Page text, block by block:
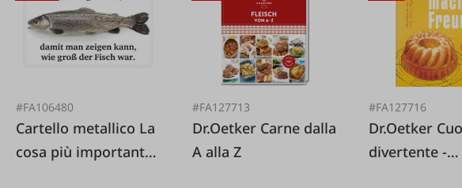
#FA106480
Cartello metallico La
cosa più importante
#FA127713
Dr.Oetker Carne dalla
A alla Z
#FA127716
Dr.Oetker Cuocere è
divertente -